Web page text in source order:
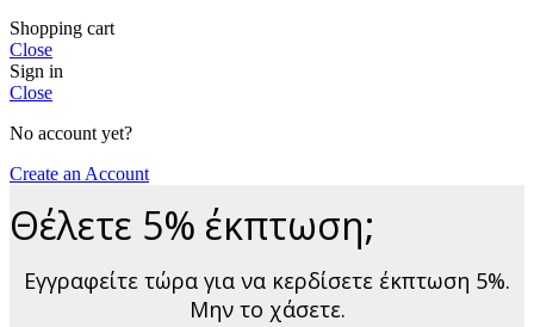
Shopping cart
Close
Sign in
Close
No account yet?
Create an Account
Θέλετε 5% έκπτωση;
Εγγραφείτε τώρα για να κερδίσετε έκπτωση 5%.
Μην το χάσετε.